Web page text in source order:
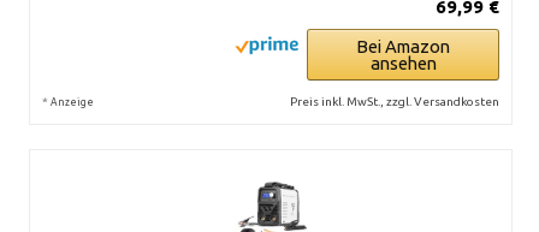
69,99 €
Bei Amazon
ansehen
* Anzeige Preis inkl. MwSt., zzgl. Versandkosten